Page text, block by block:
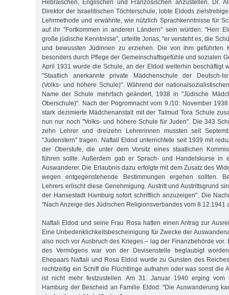
Hebräischen, Englischen und Französischen anzustellen. Dr.
Direktor der Israelitischen Töchterschule, lobte Eldods
Lehrmethode und erwähnte, wie nützlich Sprachkenntnisse für
auf ihr "Fortkommen in anderen Ländern" sein würden. "Herr
große jüdische Kenntnisse", urteilte Jonas, "er versteht es, die
und bewussten Jüdinnen zu erziehen. Die von ihm geführten
besonders durch Pflege der Gemeinschaftsgefühle und sozialen
April 1931 wurde die Schule, an der Eldod weiterhin beschäftigt
"Staatlich anerkannte private Mädchenschule der Deutsch-
(Volks- und höhere Schule)". Während der
Name der Schule mehrfach geändert, 1938 in "Jüdische
Oberschule)". Nach der Pogromnacht vom 9./10. November
stark dezimierte Mädchenanstalt mit der Talmud Tora Schule
nun nur noch "Volks- und höhere Schule für Juden". Die 343
zehn Lehrer und dreizehn Lehrerinnen mussten seit
"Judenstern" tragen. Naftali Eldod unterrichtete seit 1939 mit
der Oberstufe, die unter dem Vorsitz eines staatlichen
führen sollte. Außerdem gab er Sprach- und Handelskurse in
Auswanderer. Die Erlaubnis dazu erfolgte mit dem Zusatz des
wegen entgegenstehende Bestimmungen ergehen sollten.
Lehrers erlischt diese Genehmigung. Austritt und Austrittsgrund
der Hansestadt Hamburg sofort schriftlich anzuzeigen". Die
"Nach Anzeige des Jüdischen Religionsverbandes vom 8.12.1941
Naftali Eldod und seine Frau Rosa hatten einen Antrag zur
Eine Unbedenklichkeitsbescheinigung für Zwecke der
also noch vor Ausbruch des Krieges – lag der Finanzbehörde vor.
des Vermögens war von der Devisenstelle beglaubigt
Ehepaars Naftali und Rosa Eldod wurde zu Gunsten des
rechtzeitig ein Schiff die Flüchtlinge aufnahm oder was sonst die
ist nicht mehr festzustellen. Am 31. Januar 1940 erging vom
Hamburg der Bescheid an Familie Eldod: "Die Auswanderung